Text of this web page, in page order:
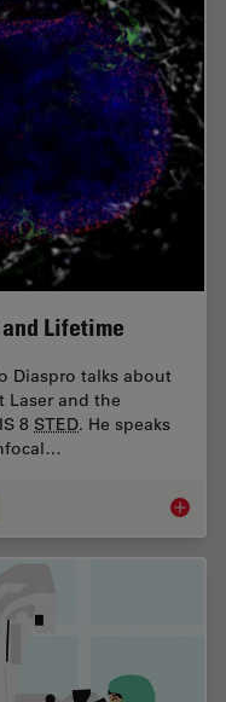
Lifetime
Diaspro talks about
Laser and the
8 STED. He speaks